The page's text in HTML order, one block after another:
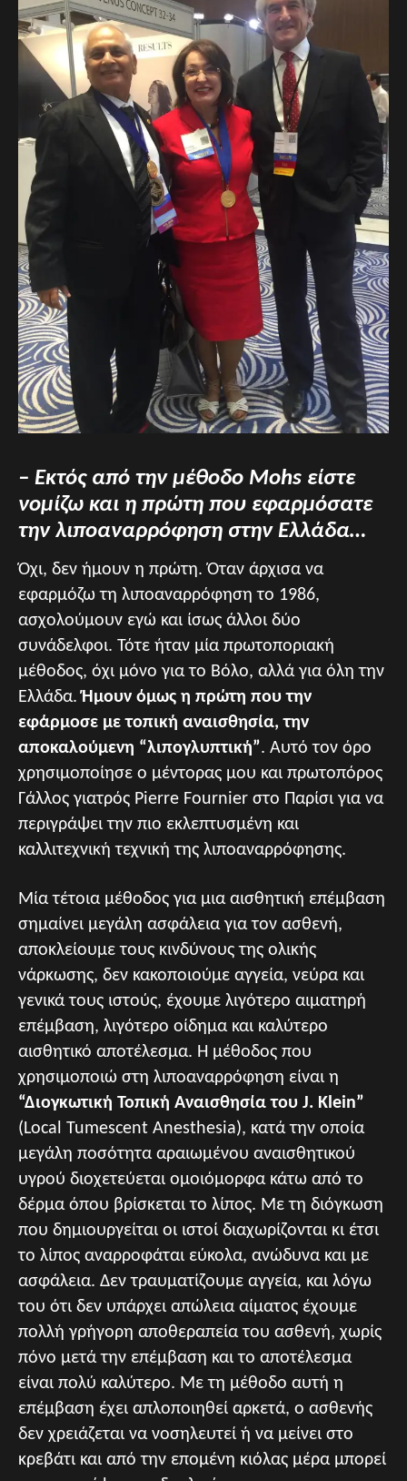
– Εκτός από την μέθοδο Mohs είστε
νομίζω και η πρώτη που εφαρμόσατε
την λιποαναρρόφηση στην Ελλάδα…
Όχι, δεν ήμουν η πρώτη. Όταν άρχισα να
εφαρμόζω τη λιποαναρρόφηση το 1986,
ασχολούμουν εγώ και ίσως άλλοι δύο
συνάδελφοι. Τότε ήταν μία πρωτοποριακή
μέθοδος, όχι μόνο για το Βόλο, αλλά για όλη την
Ελλάδα.Ήμουν όμως η πρώτη που την
εφάρμοσε με τοπική αναισθησία, την
αποκαλούμενη “λιπογλυπτική”. Αυτό τον όρο
χρησιμοποίησε ο μέντορας μου και πρωτοπόρος
Γάλλος γιατρός Pierre Fournier στο Παρίσι για να
περιγράψει την πιο εκλεπτυσμένη και
καλλιτεχνική τεχνική της λιποαναρρόφησης.
Μία τέτοια μέθοδος για μια αισθητική επέμβαση
σημαίνει μεγάλη ασφάλεια για τον ασθενή,
αποκλείουμε τους κινδύνους της ολικής
νάρκωσης, δεν κακοποιούμε αγγεία, νεύρα και
γενικά τους ιστούς, έχουμε λιγότερο αιματηρή
επέμβαση, λιγότερο οίδημα και καλύτερο
αισθητικό αποτέλεσμα. Η μέθοδος που
χρησιμοποιώ στη λιποαναρρόφηση είναι η
“Διογκωτική Τοπική Αναισθησία του J. Klein”
(Local Tumescent Anesthesia), κατά την οποία
μεγάλη ποσότητα αραιωμένου αναισθητικού
υγρού διοχετεύεται ομοιόμορφα κάτω από το
δέρμα όπου βρίσκεται το λίπος. Με τη διόγκωση
που δημιουργείται οι ιστοί διαχωρίζονται κι έτσι
το λίπος αναρροφάται εύκολα, ανώδυνα και με
ασφάλεια. Δεν τραυματίζουμε αγγεία, και λόγω
του ότι δεν υπάρχει απώλεια αίματος έχουμε
πολλή γρήγορη αποθεραπεία του ασθενή, χωρίς
πόνο μετά την επέμβαση και το αποτέλεσμα
είναι πολύ καλύτερο. Με τη μέθοδο αυτή η
επέμβαση έχει απλοποιηθεί αρκετά, ο ασθενής
δεν χρειάζεται να νοσηλευτεί ή να μείνει στο
κρεβάτι και από την επομένη κιόλας μέρα μπορεί